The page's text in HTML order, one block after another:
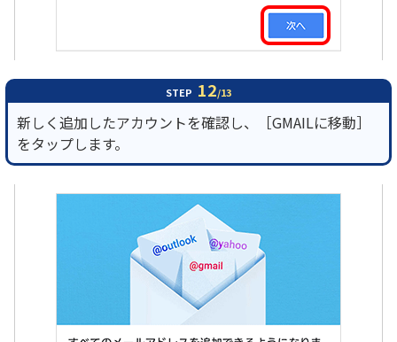
STEP 12/13
新しく追加したアカウントを確認し、［GMAILに移動］
をタップします。